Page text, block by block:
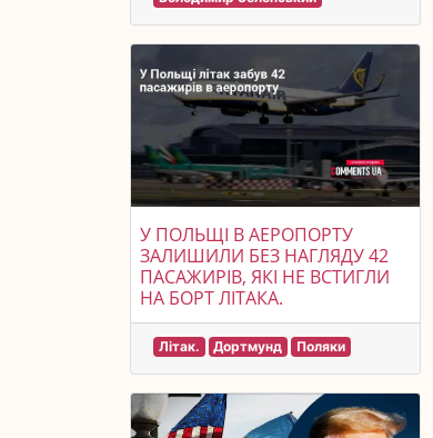
У ПОЛЬЩІ В АЕРОПОРТУ
ЗАЛИШИЛИ БЕЗ НАГЛЯДУ 42
ПАСАЖИРІВ, ЯКІ НЕ ВСТИГЛИ
НА БОРТ ЛІТАКА.
Літак. Дортмунд Поляки